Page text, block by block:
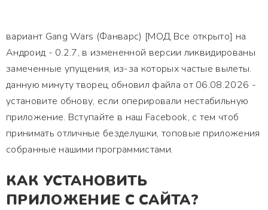
вариант Gang Wars (Фанварс) [МОД Все открыто] на
Андроид - 0.2.7, в измененной версии ликвидированы
замеченные упущения, из-за которых частые вылеты.
данную минуту творец обновил файла от 06.08.2026 -
установите обнову, если оперировали нестабильную
приложение. Вступайте в наш Facebook, с тем чтоб
принимать отличные безделушки, топовые приложения
собранные нашими программистами.
КАК УСТАНОВИТЬ
ПРИЛОЖЕНИЕ С САЙТА?